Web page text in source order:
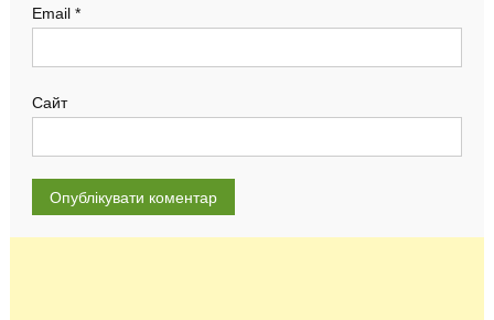
Email *
Сайт